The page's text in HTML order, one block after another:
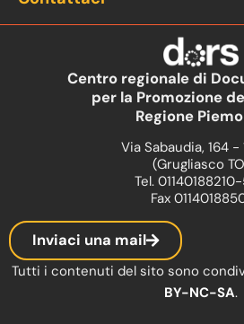
Centro regionale di
per la Promozione
Regione
Via Sabaudia, 164 -
(Grugliasco
Tel.
Fax
Inviaci una mail
Tutti i contenuti del sito sono
BY-NC-SA.